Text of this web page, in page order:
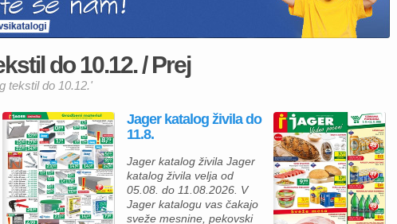
do 10.12. / Prej
tekstil do 10.12.'
Jager katalog živila do
11.8.
Jager katalog živila Jager
katalog živila velja od
05.08. do 11.08.2026. V
Jager katalogu vas čakajo
sveže mesnine, pekovski